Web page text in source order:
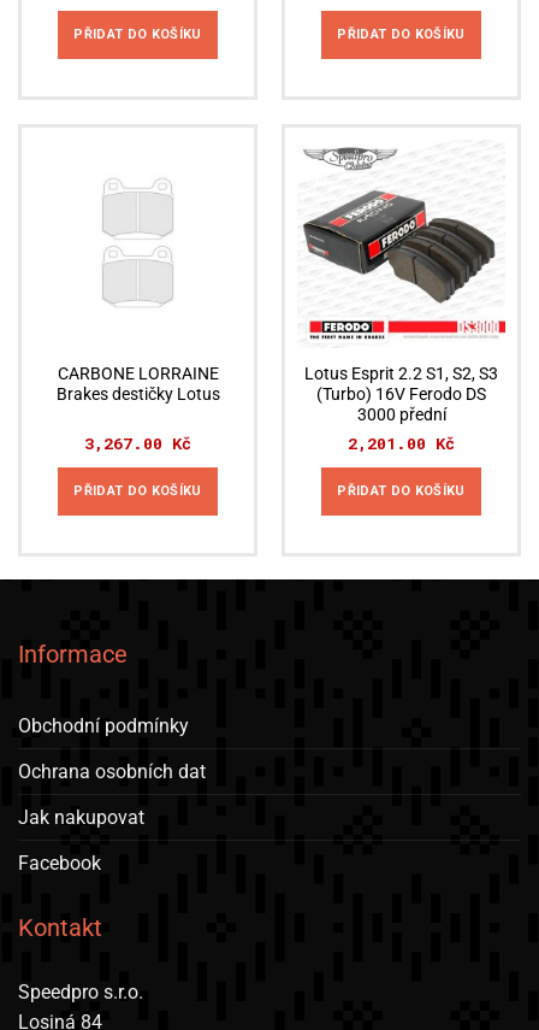
PŘIDAT DO KOŠÍKU PŘIDAT DO KOŠÍKU
CARBONE LORRAINE
Brakes destičky Lotus
3,267.00 Kč
PŘIDAT DO KOŠÍKU
Lotus Esprit 2.2 S1, S2, S3
(Turbo) 16V Ferodo DS
3000 přední
2,201.00 Kč
PŘIDAT DO KOŠÍKU
Informace
Obchodní podmínky
Ochrana osobních dat
Jak nakupovat
Facebook
Kontakt
Speedpro s.r.o.
Losiná 84